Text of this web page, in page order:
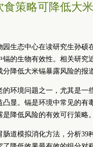
食策略可降低大
园生态中心在读研究生孙
镉的生物有效性。相关研
降低大米镉暴露风险的报
的环境问题之一，尤其是
凸显。镉是环境中常见的
降低风险的有效可行策略。
道模拟消化方法，分析39